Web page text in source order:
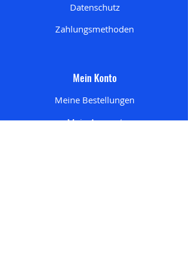
Datenschutz
Zahlungsmethoden
Mein Konto
Meine Bestellungen
Mein Account